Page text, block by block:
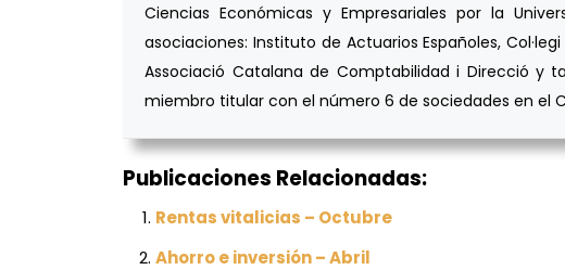
Ciencias Económicas y Empresariales por la
asociaciones: Instituto de Actuarios Españoles,
Associació Catalana de Comptabilidad i Direcció y
miembro titular con el número 6 de sociedades en el
Publicaciones Relacionadas:
Rentas vitalicias – Octubre
Ahorro e inversión – Abril